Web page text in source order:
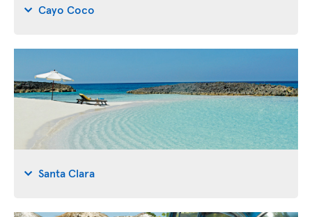
Cayo Coco
Santa Clara